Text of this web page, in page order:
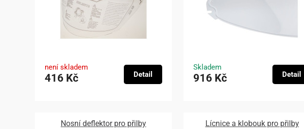
není skladem
416 Kč Detail
Skladem
916 Kč Detail
Nosní deflektor pro přilby
Lícnice a klobouk pro přilby